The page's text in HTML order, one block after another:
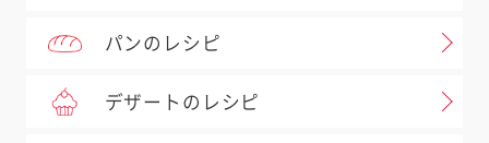
パンのレシピ
デザートのレシピ